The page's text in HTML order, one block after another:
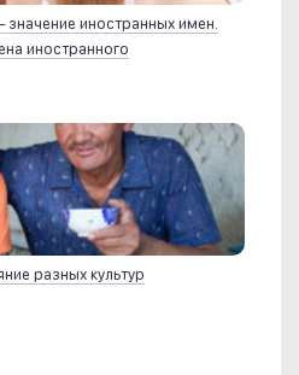
иностранных имен.
иностранного
разных культур